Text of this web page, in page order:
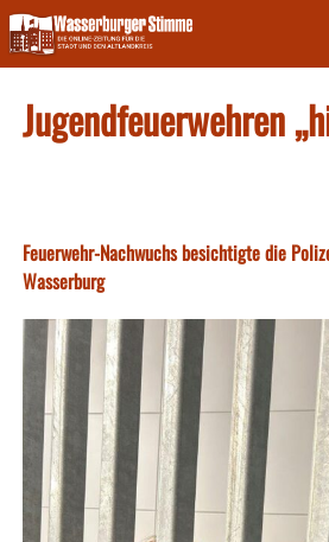
Skip
to
content
Jugendfeuerwehren
Feuerwehr-Nachwuchs besichtigte die
Wasserburg